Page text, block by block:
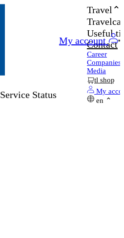
My account
Travel
Useful
Contact
Career
Companies
Media
tl shop
My
en
Service Status